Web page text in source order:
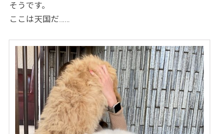
そうです。
ここは天国だ……